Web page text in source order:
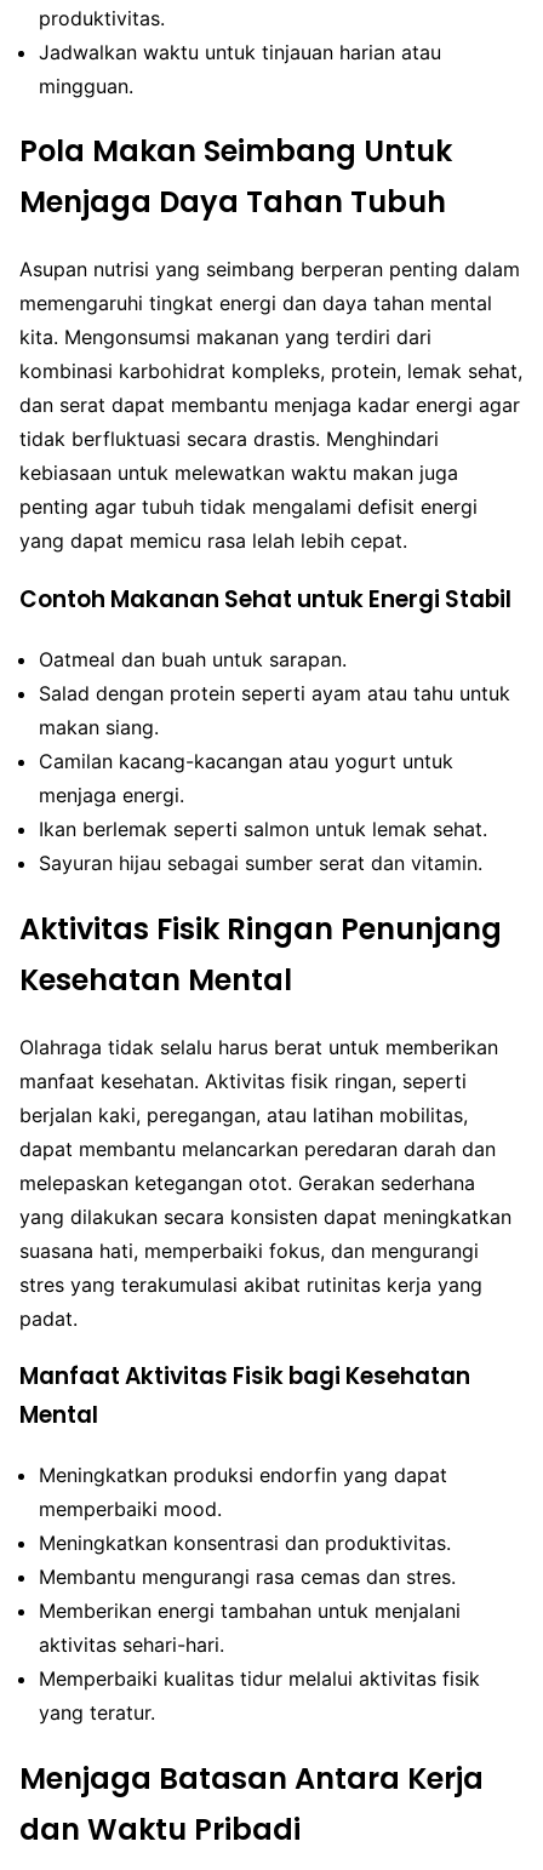
produktivitas.
Jadwalkan waktu untuk tinjauan harian atau
mingguan.
Pola Makan Seimbang Untuk
Menjaga Daya Tahan Tubuh
Asupan nutrisi yang seimbang berperan penting dalam
memengaruhi tingkat energi dan daya tahan mental
kita. Mengonsumsi makanan yang terdiri dari
kombinasi karbohidrat kompleks, protein, lemak sehat,
dan serat dapat membantu menjaga kadar energi agar
tidak berfluktuasi secara drastis. Menghindari
kebiasaan untuk melewatkan waktu makan juga
penting agar tubuh tidak mengalami defisit energi
yang dapat memicu rasa lelah lebih cepat.
Contoh Makanan Sehat untuk Energi Stabil
Oatmeal dan buah untuk sarapan.
Salad dengan protein seperti ayam atau tahu untuk
makan siang.
Camilan kacang-kacangan atau yogurt untuk
menjaga energi.
Ikan berlemak seperti salmon untuk lemak sehat.
Sayuran hijau sebagai sumber serat dan vitamin.
Aktivitas Fisik Ringan Penunjang
Kesehatan Mental
Olahraga tidak selalu harus berat untuk memberikan
manfaat kesehatan. Aktivitas fisik ringan, seperti
berjalan kaki, peregangan, atau latihan mobilitas,
dapat membantu melancarkan peredaran darah dan
melepaskan ketegangan otot. Gerakan sederhana
yang dilakukan secara konsisten dapat meningkatkan
suasana hati, memperbaiki fokus, dan mengurangi
stres yang terakumulasi akibat rutinitas kerja yang
padat.
Manfaat Aktivitas Fisik bagi Kesehatan
Mental
Meningkatkan produksi endorfin yang dapat
memperbaiki mood.
Meningkatkan konsentrasi dan produktivitas.
Membantu mengurangi rasa cemas dan stres.
Memberikan energi tambahan untuk menjalani
aktivitas sehari-hari.
Memperbaiki kualitas tidur melalui aktivitas fisik
yang teratur.
Menjaga Batasan Antara Kerja
dan Waktu Pribadi